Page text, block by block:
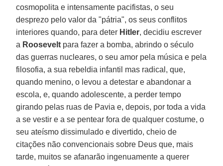
cosmopolita e intensamente pacifistas, o seu
desprezo pelo valor da "pátria", os seus conflitos
interiores quando, para deter Hitler, decidiu escrever
a Roosevelt para fazer a bomba, abrindo o século
das guerras nucleares, o seu amor pela música e pela
filosofia, a sua rebeldia infantil mas radical, que,
quando menino, o levou a detestar e abandonar a
escola, e, quando adolescente, a perder tempo
girando pelas ruas de Pavia e, depois, por toda a vida
a se vestir e a se pentear fora de qualquer costume, o
seu ateísmo dissimulado e divertido, cheio de
citações não convencionais sobre Deus que, mais
tarde, muitos se afanarão ingenuamente a querer